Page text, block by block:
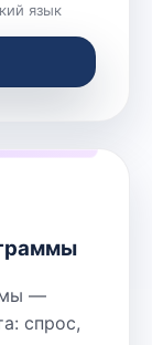
язык
—
спрос,